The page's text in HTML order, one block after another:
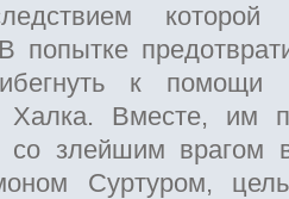
попытке
к помощи
Вместе, им
злейшим врагом
Суртуром,